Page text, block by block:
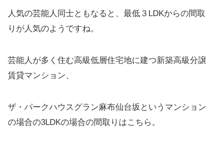
人気の芸能人同士ともなると、最低３LDKからの間取
りが人気のようですね。
芸能人が多く住む高級低層住宅地に建つ新築高級分譲
賃貸マンション、
ザ・パークハウスグラン麻布仙台坂というマンション
の場合の3LDKの場合の間取りはこちら。